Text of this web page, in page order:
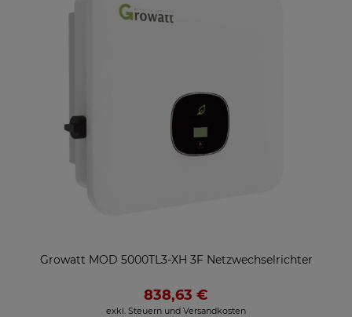
Growatt MOD 5000TL3-XH 3F Netzwechselrichter
838,63 €
exkl. Steuern und Versandkosten